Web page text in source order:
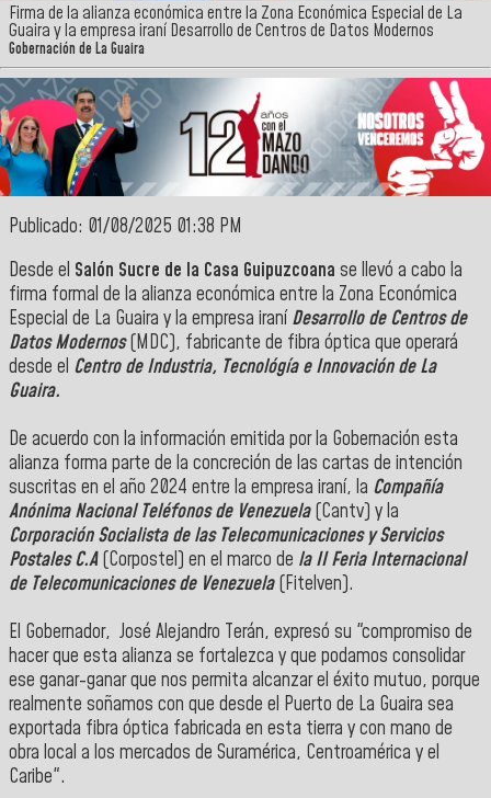
Firma de la alianza económica entre la Zona Económica Especial de La
Guaira y la empresa iraní Desarrollo de Centros de Datos Modernos
Gobernación de La Guaira
Publicado: 01/08/2025 01:38 PM
Desde el Salón Sucre de la Casa Guipuzcoana se llevó a cabo la
firma formal de la alianza económica entre la Zona Económica
Especial de La Guaira y la empresa iraníDesarrollo de Centros de
Datos Modernos(MDC), fabricante de fibra óptica que operará
desde el Centro de Industria, Tecnológía e Innovación de La
Guaira.
‎De acuerdo con la información emitida por la Gobernación esta
alianza forma parte de la concreción de las cartas de intención
suscritas en el año 2024 entre la empresa iraní, la Compañía
Anónima Nacional Teléfonos de Venezuela(Cantv) y la
Corporación Socialista de las Telecomunicaciones y Servicios
Postales C.A(Corpostel) en el marco de la II Feria Internacional
de Telecomunicaciones de Venezuela(Fitelven).
‎El Gobernador, José Alejandro Terán, expresó su "compromiso de
hacer que esta alianza se fortalezca y que podamos consolidar
ese ganar-ganar que nos permita alcanzar el éxito mutuo, porque
realmente soñamos con que desde el Puerto de La Guaira sea
exportada fibra óptica fabricada en esta tierra y con mano de
obra local a los mercados de Suramérica, Centroamérica y el
Caribe".